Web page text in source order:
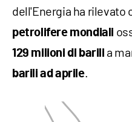
dell'Energia ha rilevato
petrolifere mondiali
129 milioni di barili a
barili ad aprile.